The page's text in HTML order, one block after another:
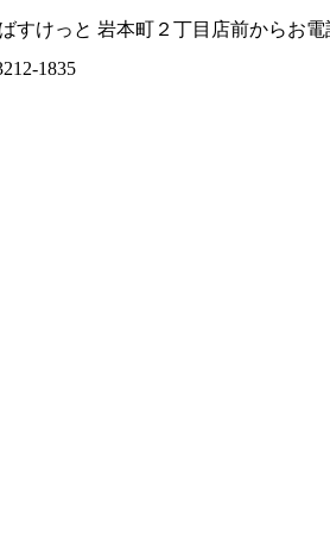
すけっと 岩本町２丁目店前からお電
1835